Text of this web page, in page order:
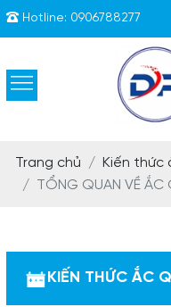
Hotline: 0906788277
Trang chủ
Kiến thức
TỔNG QUAN VỀ ẮC
KIẾN THỨC ẮC